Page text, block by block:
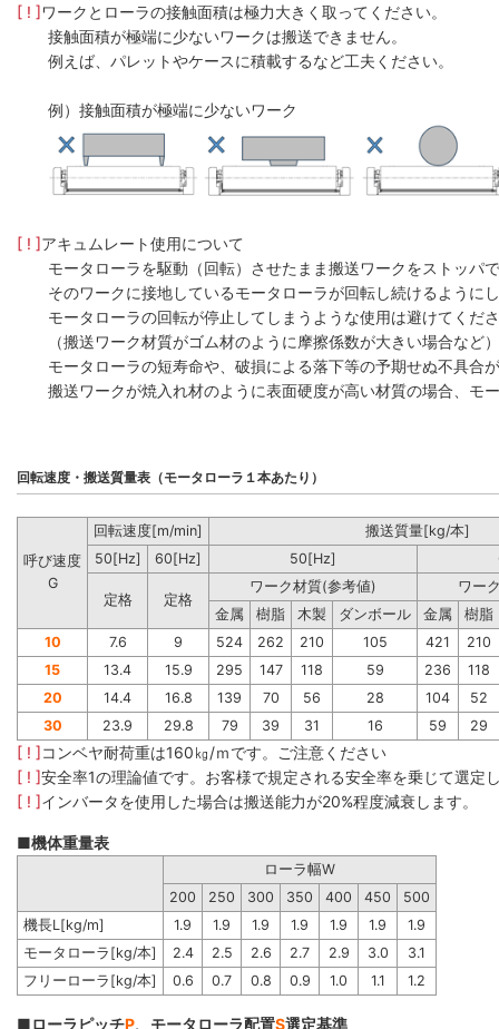
[ ! ]ワークとローラの接触面積は極力大きく取ってください。
接触面積が極端に少ないワークは搬送できません。
例えば、パレットやケースに積載するなど工夫ください。
例）接触面積が極端に少ないワーク
[ ! ]アキュムレート使用について
モータローラを駆動（回転）させたまま搬送ワークをストッパ
そのワークに接地しているモータローラが回転し続けるように
モータローラの回転が停止してしまうような使用は避けてくだ
（搬送ワーク材質がゴム材のように摩擦係数が大きい場合など）
モータローラの短寿命や、破損による落下等の予期せぬ不具合
搬送ワークが焼入れ材のように表面硬度が高い材質の場合、モ
回転速度・搬送質量表（モータローラ１本あたり）
呼び速度
G
回転速度[m/min]
搬送質量[kg/本]
50[Hz]
60[Hz] 50[Hz]
定格 定格
ワーク材質(参考値)
ワー
金属
樹脂 木製 ダンボール 金属
樹脂
10
7.6 9 524 262 210 105 421
210
15
13.4 15.9 295 147 118 59 236
118
20
14.4 16.8 139 70 56 28 104
52
30
23.9 29.8 79 39 31 16 59 29
[ ! ]コンベヤ耐荷重は160㎏/ｍです。ご注意ください
[ ! ]安全率1の理論値です。お客様で規定される安全率を乗じて選定
[ ! ]インバータを使用した場合は搬送能力が20%程度減衰します。
■機体重量表
ローラ幅W
200
250 300 350 400 450
500
機長L[kg/m]
1.9 1.9 1.9 1.9 1.9 1.9
1.9
モータローラ[kg/本]
2.4 2.5 2.6 2.7 2.9 3.0
3.1
フリーローラ[kg/本]
0.6 0.7 0.8 0.9 1.0 1.1 1.2
■ローラピッチP、モータローラ配置S選定基準